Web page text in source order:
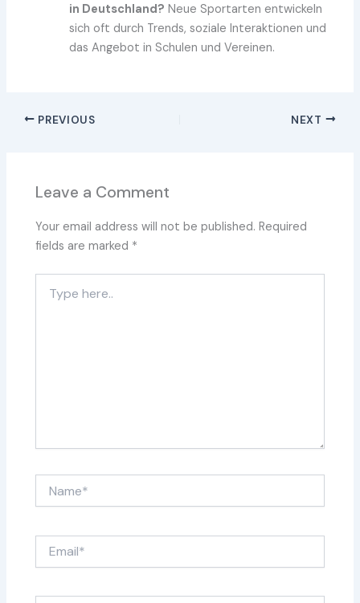
in Deutschland? Neue Sportarten entwickeln
sich oft durch Trends, soziale Interaktionen und
das Angebot in Schulen und Vereinen.
PREVIOUS NEXT
Leave a Comment
Your email address will not be published. Required
fields are marked *
here..